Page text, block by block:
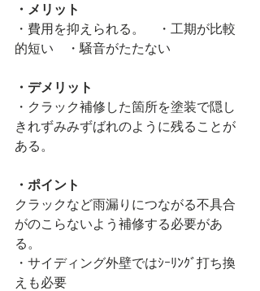
・メリット
・費用を抑えられる。　・工期が比較
的短い　・騒音がたたない
・デメリット
・クラック補修した箇所を塗装で隠し
きれずみみずばれのように残ることが
ある。
・ポイント
クラックなど雨漏りにつながる不具合
がのこらないよう補修する必要があ
る。
・サイディング外壁ではｼｰﾘﾝｸﾞ打ち換
えも必要